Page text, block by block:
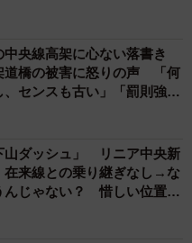
6/7
ォロワー数について、最もあて
）
中央線高架に心ない落書き
道橋の被害に怒りの声 「何
、センスも古い」「罰則強化
山ダッシュ」 リニア中央新
来線との乗り継ぎなし→な
んじゃない？ 惜しい位置関